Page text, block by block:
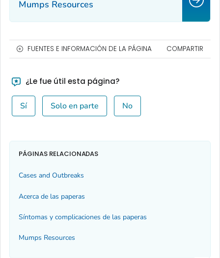
Mumps Resources
FUENTES E INFORMACIÓN DE LA PÁGINA COMPARTIR
¿Le fue útil esta página?
Sí Solo en parte No
PÁGINAS RELACIONADAS
Cases and Outbreaks
Acerca de las paperas
Síntomas y complicaciones de las paperas
Mumps Resources